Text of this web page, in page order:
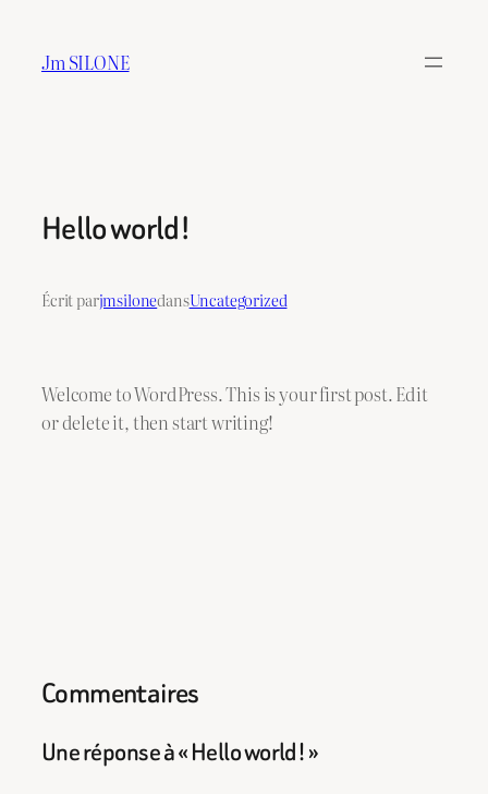
contenu
Jm SILONE
Hello world!
Écrit parjmsilonedansUncategorized
Welcome to WordPress. This is your first post. Edit
or delete it, then start writing!
Commentaires
Une réponse à « Hello world! »